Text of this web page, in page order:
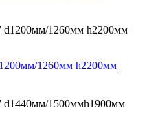
1260мм h2200мм